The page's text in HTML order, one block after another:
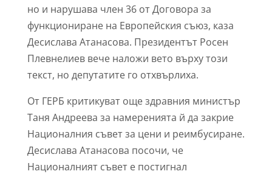
но и нарушава член 36 от Договора за
функциониране на Европейския съюз, каза
Десислава Атанасова. Президентът Росен
Плевнелиев вече наложи вето върху този
текст, но депутатите го отхвърлиха.
От ГЕРБ критикуват още здравния министър
Таня Андреева за намеренията й да закрие
Националния съвет за цени и реимбусиране.
Десислава Атанасова посочи, че
Националният съвет е постигнал